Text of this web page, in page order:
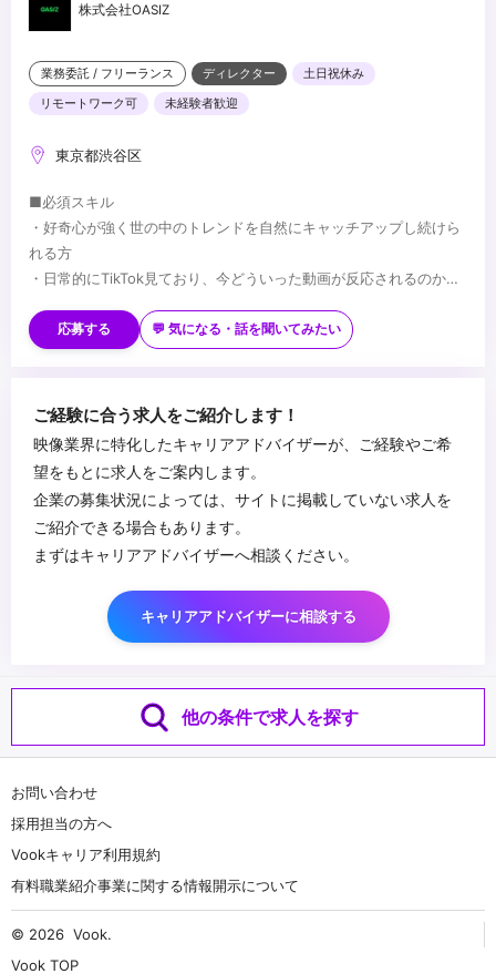
株式会社OASIZ
業務委託 / フリーランス ディレクター
土日祝休み
リモートワーク可
未経験者歓迎
東京都渋谷区
■必須スキル
・好奇心が強く世の中のトレンドを自然にキャッチアップし続けら
れる方
・日常的にTikTok見ており、今どういった動画が反応されるのか多
・縦型動画の企画・制作のご経験
・クライアントとのコミュニケーションスキル
・映像制作に関する知識/経験
・制作コストも踏まえた上で、企画を練り上げることができる方
...
応募する 💬 気になる・話を聞いてみたい
ご経験に合う求人をご紹介します！
映像業界に特化したキャリアアドバイザーが、ご経験やご希
望をもとに求人をご案内します。
企業の募集状況によっては、サイトに掲載していない求人を
ご紹介できる場合もあります。
まずはキャリアアドバイザーへ相談ください。
キャリアアドバイザーに相談する
他の条件で求人を探す
お問い合わせ
採用担当の方へ
Vookキャリア利用規約
有料職業紹介事業に関する情報開示について
© 2026 Vook.
Vook TOP